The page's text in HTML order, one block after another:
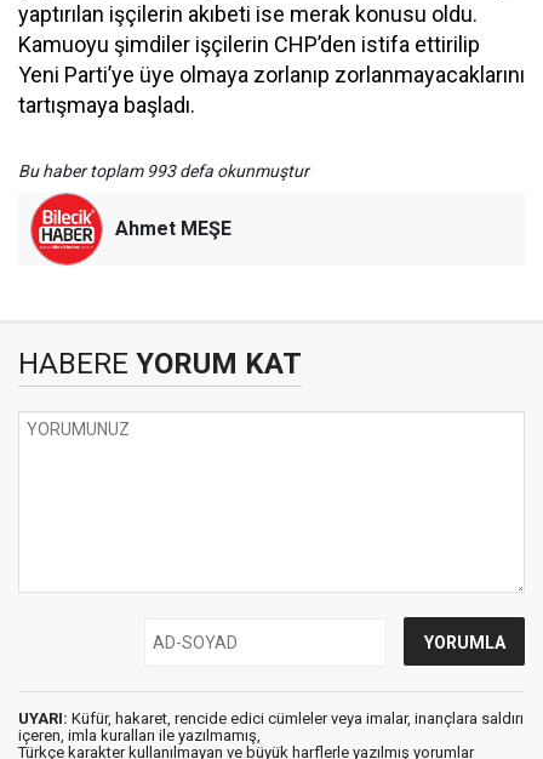
yaptırılan işçilerin akıbeti ise merak konusu oldu.
Kamuoyu şimdiler işçilerin CHP’den istifa ettirilip
Yeni Parti’ye üye olmaya zorlanıp zorlanmayacaklarını
tartışmaya başladı.
Bu haber toplam 993 defa okunmuştur
Ahmet MEŞE
HABERE YORUM KAT
UYARI: Küfür, hakaret, rencide edici cümleler veya imalar, inançlara saldırı
içeren, imla kuralları ile yazılmamış,
Türkçe karakter kullanılmayan ve büyük harflerle yazılmış yorumlar